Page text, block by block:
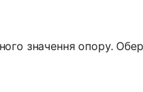
значення опору.